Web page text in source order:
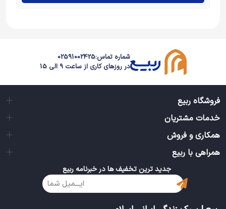
شماره تماس:02591002425
در روزهای کاری از ساعت 9 الی 15
فروشگاه ربیع
خدمات مشتریان
همکاری و فروش
همراهی با ربیع
جدید ترین تخفیف ها در خبرنامه ربیع